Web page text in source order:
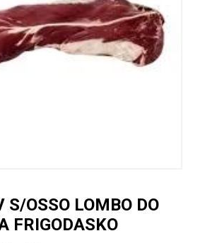
S/OSSO LOMBO DO
FRIGODASKO